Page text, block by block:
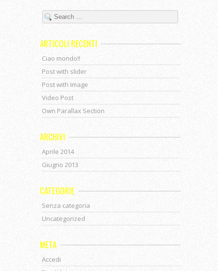
ARTICOLI RECENTI
Ciao mondo!!
Post with slider
Post with Image
Video Post
Own Parallax Section
ARCHIVI
Aprile 2014
Giugno 2013
CATEGORIE
Senza categoria
Uncategorized
META
Accedi